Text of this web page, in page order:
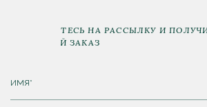
ПОДПИШИТЕСЬ НА РАССЫЛКУ И
НА ПЕРВЫЙ ЗАКАЗ